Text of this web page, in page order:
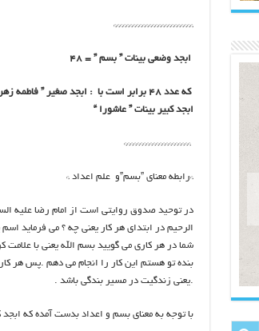
*************************
ابجد وضعی بینات ” بسم ” = ۴۸
که عدد ۴۸ برابر است با : ابجد صغیر ”
ابجد کبیر بینات ” عاشورا “
*********************
*رابطه معنای ”بسم”و علم اعداد *
در توحید صدوق روایتی است از امام رضا علیه
الرحیم در ابتدای هر کار یعنی چه ؟ می فرماید
شما در هر کاری می گویید بسم الله یعنی با علامت
بنده تو هستم این کار را انجام می دهم .پس هر
.یعنی زندگیت در مسیر بندگی باشد .
با توجه به معنای بسم و اعداد بدست آمده که